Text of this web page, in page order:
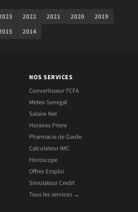
2022 2021 2020
2019
2014
NOS SERVICES
Convertisseur FCFA
Meteo Senegal
Salaire Net
Horaires Priere
Pharmacie de Garde
Calculateur IMC
Horoscope
Offres Emploi
Simulateur Credit
Tous les services →